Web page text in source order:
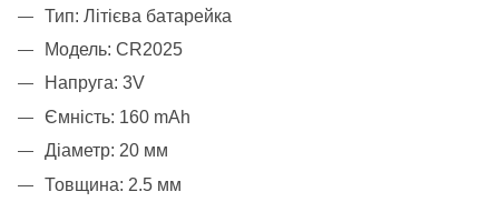
Тип: Літієва батарейка
Модель: CR2025
Напруга: 3V
Ємність: 160 mAh
Діаметр: 20 мм
Товщина: 2.5 мм